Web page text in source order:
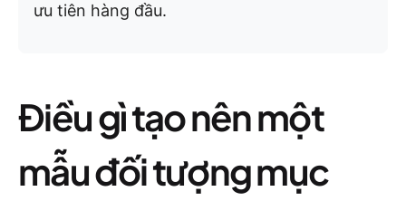
ưu tiên hàng đầu.
Điều gì tạo nên một
mẫu đối tượng mục